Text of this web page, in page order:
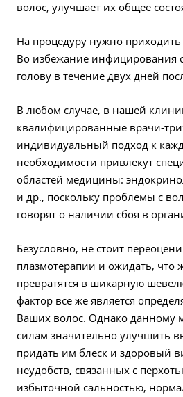
волос, улучшает их общее
На процедуру нужно
Во избежание инфицирования
голову в течение двух дней
В любом случае, в нашей
квалифицированные врачи-
индивидуальный подход к
необходимости привлекут
областей медицины:
и др., поскольку проблемы с
говорят о наличии сбоя в
Безусловно, не стоит
плазмотерапии и ожидать, что
превратятся в шикарную
фактор все же является
Ваших волос. Однако данному
силам значительно улучшить
придать им блеск и здоровый
неудобств, связанных с
избыточной сальностью,